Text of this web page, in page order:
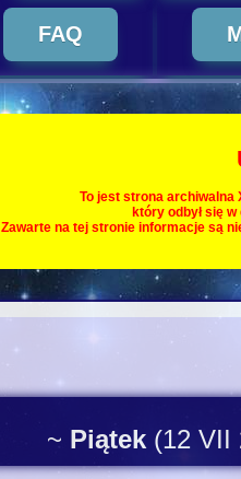
FAQ
To jest strona archiwalna
który odbył się
Zawarte na tej stronie informacje są
~ Piątek (12 VII